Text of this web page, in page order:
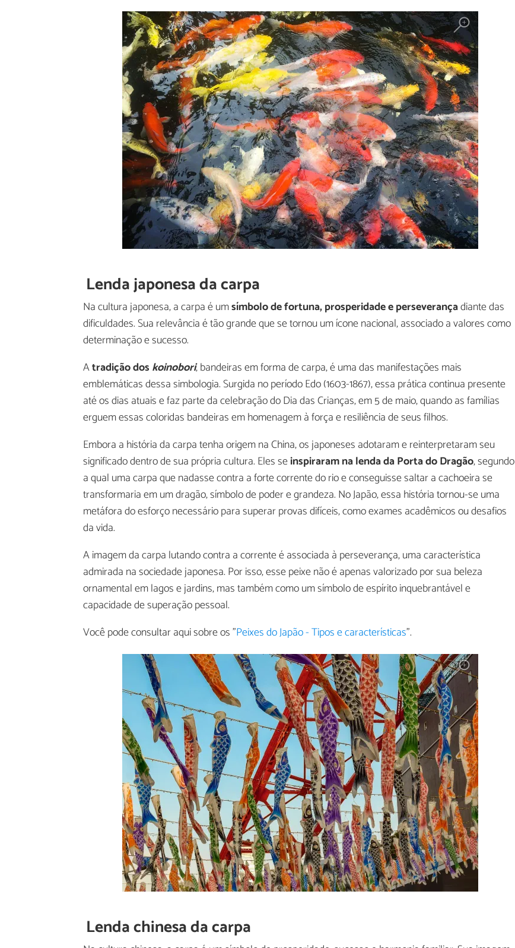
Lenda japonesa da carpa
Na cultura japonesa, a carpa é umsímbolo de fortuna, prosperidade e perseverançadiante das
dificuldades. Sua relevância é tão grande que se tornou um ícone nacional, associado a valores como
determinação e sucesso.
Atradição dos koinobori, bandeiras em forma de carpa, é uma das manifestações mais
emblemáticas dessa simbologia. Surgida no período Edo (1603-1867), essa prática continua presente
até os dias atuais e faz parte da celebração do Dia das Crianças, em 5 de maio, quando as famílias
erguem essas coloridas bandeiras em homenagem à força e resiliência de seus filhos.
Embora a história da carpa tenha origem na China, os japoneses adotaram e reinterpretaram seu
significado dentro de sua própria cultura. Eles seinspiraram na lenda daPorta do Dragão, segundo
a qual uma carpa que nadasse contra a forte corrente do rio e conseguisse saltar a cachoeira se
transformaria em um dragão, símbolo de poder e grandeza. No Japão, essa história tornou-se uma
metáfora do esforço necessário para superar provas difíceis, como exames acadêmicos ou desafios
da vida.
A imagem da carpa lutando contra a corrente é associada à perseverança, uma característica
admirada na sociedade japonesa. Por isso, esse peixe não é apenas valorizado por sua beleza
ornamental em lagos e jardins, mas também como um símbolo de espírito inquebrantável e
capacidade de superação pessoal.
Você pode consultar aqui sobre os "Peixes do Japão - Tipos e características".
Lenda chinesa da carpa